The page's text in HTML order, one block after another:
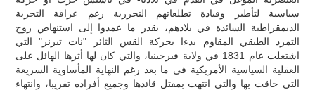
سياسية لتأطير وقيادة تطلعاتهم التحررية رغم عراقة التجربة
الديمقراطية السائدة في بلادهم، بقدر ما عمدوا إلى استنهاض روح
التمرد الطبقي المقاوم بدءا بحركة القس الثائر "نات تيرنر" التي
اشتعلت عام 1831 في ولاية فيرجينيا، والتي كان لها أثرها الهائل على
العقلية السياسية الأمريكية في ما بعد رغم النهاية المأساوية السريعة
التي حاقت بها والتي انتهت بمقتل قائدها وجميع أفراده تقريبا، وانتهاء